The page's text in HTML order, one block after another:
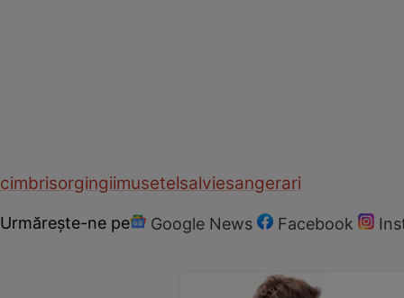
cimbrisorgingiimusetelsalviesangerari
Urmărește-ne pe Google News Facebook